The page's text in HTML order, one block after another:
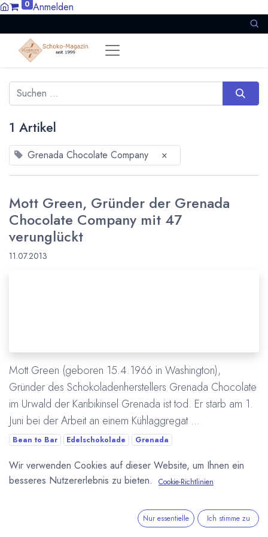
0 Anmelden
1 Artikel
Grenada Chocolate Company ×
Mott Green, Gründer der Grenada
Chocolate Company mit 47
verunglückt
11.07.2013
Mott Green (geboren 15.4.1966 in Washington),
Gründer des Schokoladenherstellers Grenada Chocolate
im Urwald der Karibikinsel Grenada ist tod. Er starb am 1.
Juni bei der Arbeit an einem Kühlaggregat ...
Bean to Bar Edelschokolade
Grenada
Mehr lesen
Wir verwenden Cookies auf dieser Website, um Ihnen ein
besseres Nutzererlebnis zu bieten.
Cookie-Richtlinien
Nur essentielle Ich stimme zu